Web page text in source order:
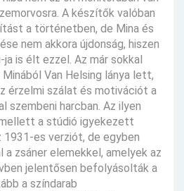
A készítők valóban
a történetben, de Mina és
nem akkora újdonság, hiszen
is élt ezzel. Az már sokkal
Van Helsing lánya lett,
érzelmi szálat és motivációt a
szembeni harcban. Az ilyen
a stúdió igyekezett
es verziót, de egyben
zsáner elemekkel, amelyek az
jelentősen befolyásolták a
a színdarab